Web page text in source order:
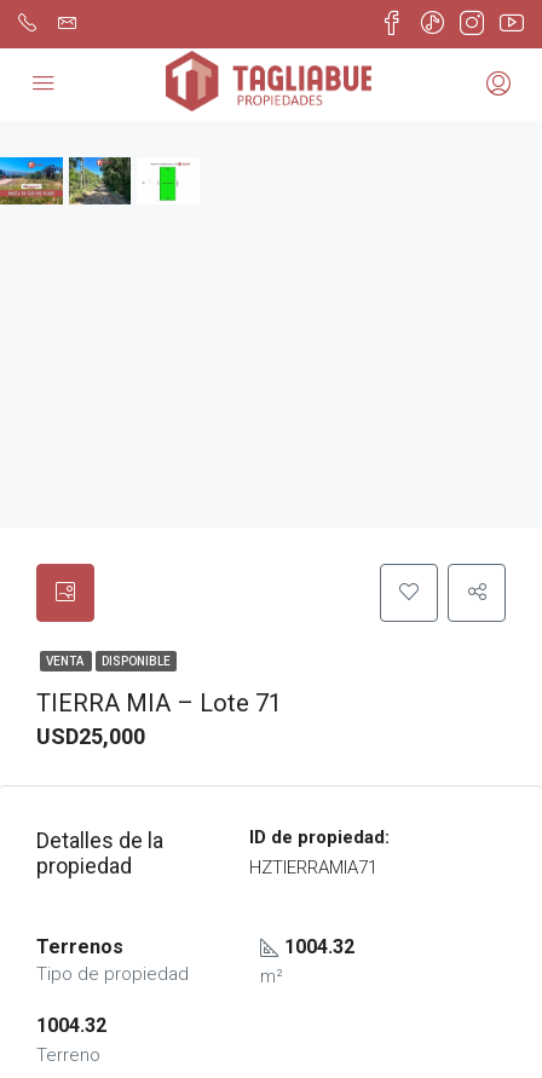
VENTA DISPONIBLE
TIERRA MIA – Lote 71
USD25,000
Detalles de la
propiedad
ID de propiedad:
HZTIERRAMIA71
Terrenos
Tipo de propiedad
1004.32
m²
1004.32
Terreno